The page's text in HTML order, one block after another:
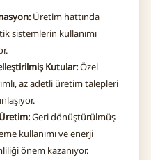
Üretim hattında
sistemlerin kullanımı
Kutular:Özel
az adetli üretim talepleri
Geri dönüştürülmüş
kullanımı ve enerji
önem kazanıyor.